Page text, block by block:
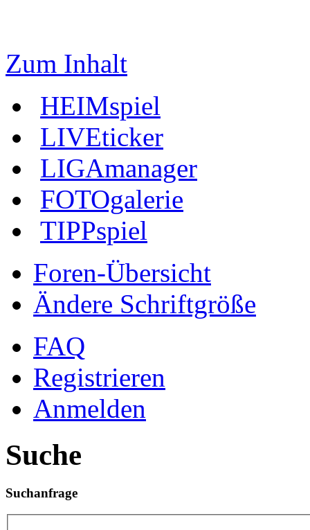
Zum Inhalt
HEIMspiel
LIVEticker
LIGAmanager
FOTOgalerie
TIPPspiel
Foren-Übersicht
Ändere Schriftgröße
FAQ
Registrieren
Anmelden
Suche
Suchanfrage